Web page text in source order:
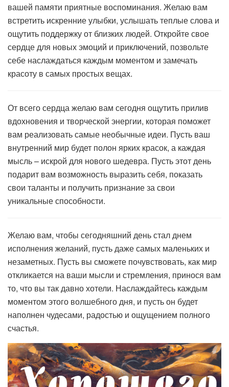
вашей памяти приятные воспоминания. Желаю вам
встретить искренние улыбки, услышать теплые слова и
ощутить поддержку от близких людей. Откройте свое
сердце для новых эмоций и приключений, позвольте
себе наслаждаться каждым моментом и замечать
красоту в самых простых вещах.
От всего сердца желаю вам сегодня ощутить прилив
вдохновения и творческой энергии, которая поможет
вам реализовать самые необычные идеи. Пусть ваш
внутренний мир будет полон ярких красок, а каждая
мысль – искрой для нового шедевра. Пусть этот день
подарит вам возможность выразить себя, показать
свои таланты и получить признание за свои
уникальные способности.
Желаю вам, чтобы сегодняшний день стал днем
исполнения желаний, пусть даже самых маленьких и
незаметных. Пусть вы сможете почувствовать, как мир
откликается на ваши мысли и стремления, принося вам
то, что вы так давно хотели. Наслаждайтесь каждым
моментом этого волшебного дня, и пусть он будет
наполнен чудесами, радостью и ощущением полного
счастья.